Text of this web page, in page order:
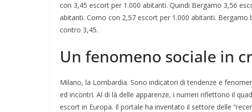
con 3,45 escort per 1.000 abitanti. Quindi Bergamo 3,56
abitanti. Como con 2,57 escort per 1.000 abitanti.
contro 3,45.
Un fenomeno sociale in
Milano, la Lombardia. Sono indicatori di tendenze e
ed incontri. Al di là delle apparenze, i numeri riflettono il
escort in Europa. Il portale ha inventato il settore delle